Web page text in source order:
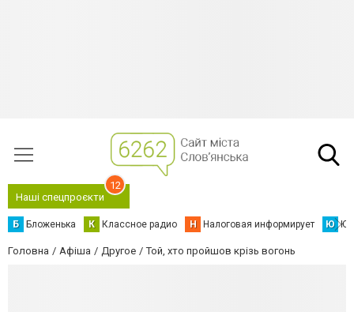
Наші спецпроєкти
12
Б Бложенька К Классное радио Н Налоговая информирует Ю
Головна Афіша Другое Той, хто пройшов крізь вогонь